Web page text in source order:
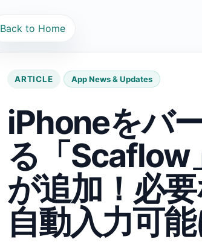
Back to Home
ARTICLE App News & Updates
iPhoneをバ
る「Scaflow
が追加！必
自動入力可